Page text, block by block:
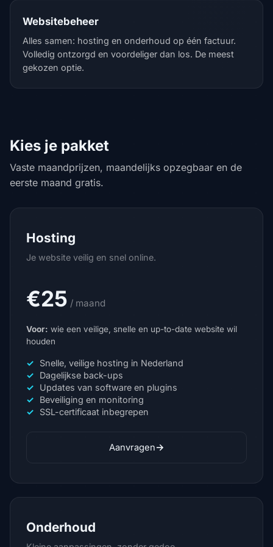
Websitebeheer
Alles samen: hosting en onderhoud op één factuur.
Volledig ontzorgd en voordeliger dan los. De meest
gekozen optie.
Kies je pakket
Vaste maandprijzen, maandelijks opzegbaar en de
eerste maand gratis.
Hosting
Je website veilig en snel online.
€25 / maand
Voor: wie een veilige, snelle en up-to-date website wil
houden
Snelle, veilige hosting in Nederland
Dagelijkse back-ups
Updates van software en plugins
Beveiliging en monitoring
SSL-certificaat inbegrepen
Aanvragen→
Onderhoud